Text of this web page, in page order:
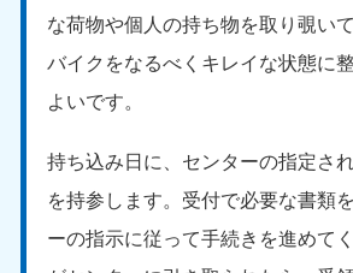
な荷物や個人の持ち物を取り覗い
バイクをなるべくキレイな状態に
よいです。
持ち込み日に、センターの指定さ
を持参します。受付で必要な書類
ーの指示に従って手続きを進めて